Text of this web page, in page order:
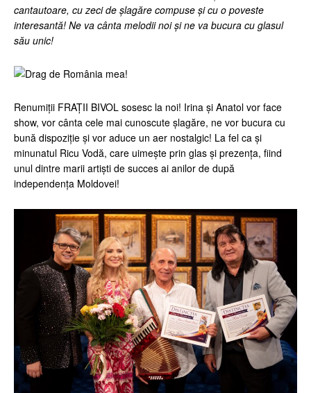
cantautoare, cu zeci de șlagăre compuse și cu o poveste
interesantă! Ne va cânta melodii noi și ne va bucura cu glasul
său unic!
Renumiții FRAȚII BIVOL sosesc la noi! Irina și Anatol vor face
show, vor cânta cele mai cunoscute șlagăre, ne vor bucura cu
bună dispoziție și vor aduce un aer nostalgic! La fel ca și
minunatul Ricu Vodă, care uimește prin glas și prezența, fiind
unul dintre marii artiști de succes ai anilor de după
independența Moldovei!